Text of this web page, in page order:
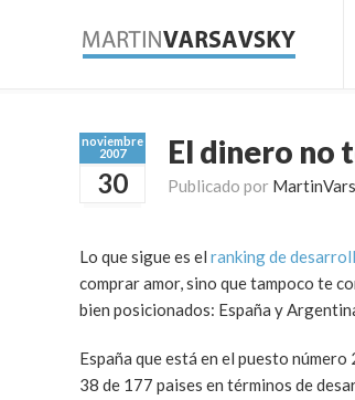
noviembre
2007
30
El dinero no
Publicado por
Lo que sigue es el ranking de
comprar amor, sino que tampoco te
bien posicionados: España y
España que está en el puesto
38 de 177 paises en términos de